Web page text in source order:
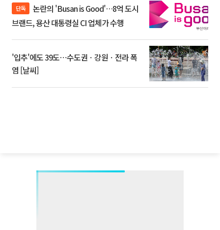
단독
브랜드, 용산 대통령실 CI 업체가 수행
'입추'에도 39도⋯수도권ㆍ강원ㆍ전라 폭
염 [날씨]